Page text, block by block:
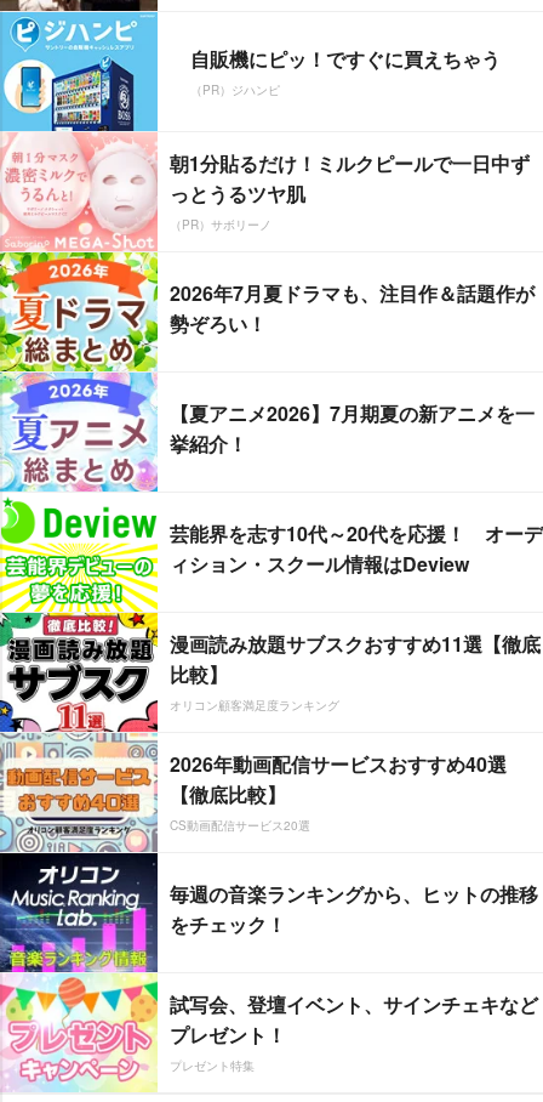
自販機にピッ！ですぐに買えちゃう
（PR）ジハンピ
朝1分貼るだけ！ミルクピールで一日中ず
っとうるツヤ肌
（PR）サボリーノ
2026年7月夏ドラマも、注目作＆話題作が
勢ぞろい！
【夏アニメ2026】7月期夏の新アニメを一
挙紹介！
芸能界を志す10代～20代を応援！ オーデ
ィション・スクール情報はDeview
漫画読み放題サブスクおすすめ11選【徹底
比較】
オリコン顧客満足度ランキング
2026年動画配信サービスおすすめ40選
【徹底比較】
CS動画配信サービス20選
毎週の音楽ランキングから、ヒットの推移
をチェック！
試写会、登壇イベント、サインチェキなど
プレゼント！
プレゼント特集